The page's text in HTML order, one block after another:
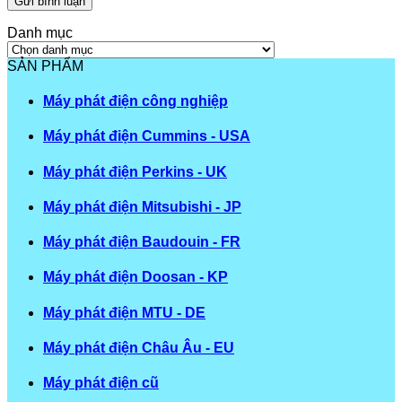
Danh mục
Danh
mục
SẢN PHẨM
Máy phát điện công nghiệp
Máy phát điện Cummins - USA
Máy phát điện Perkins - UK
Máy phát điện Mitsubishi - JP
Máy phát điện Baudouin - FR
Máy phát điện Doosan - KP
Máy phát điện MTU - DE
Máy phát điện Châu Âu - EU
Máy phát điện cũ